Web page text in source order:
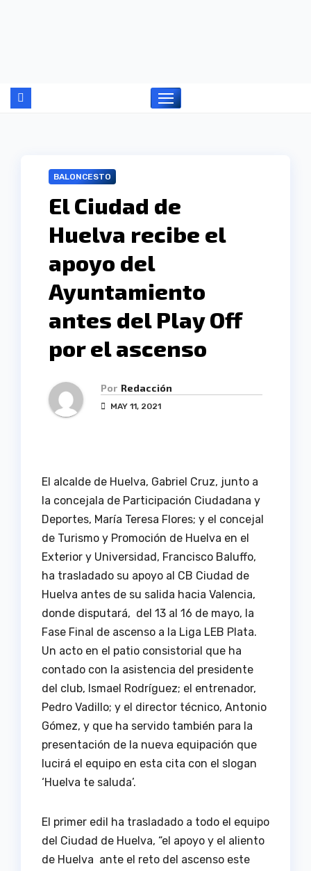
BALONCESTO
El Ciudad de
Huelva recibe el
apoyo del
Ayuntamiento
antes del Play Off
por el ascenso
Por Redacción
MAY 11, 2021
El alcalde de Huelva, Gabriel Cruz, junto a
la concejala de Participación Ciudadana y
Deportes, María Teresa Flores; y el concejal
de Turismo y Promoción de Huelva en el
Exterior y Universidad, Francisco Baluffo,
ha trasladado su apoyo al CB Ciudad de
Huelva antes de su salida hacia Valencia,
donde disputará, del 13 al 16 de mayo, la
Fase Final de ascenso a la Liga LEB Plata.
Un acto en el patio consistorial que ha
contado con la asistencia del presidente
del club, Ismael Rodríguez; el entrenador,
Pedro Vadillo; y el director técnico, Antonio
Gómez, y que ha servido también para la
presentación de la nueva equipación que
lucirá el equipo en esta cita con el slogan
‘Huelva te saluda’.
El primer edil ha trasladado a todo el equipo
del Ciudad de Huelva, “el apoyo y el aliento
de Huelva ante el reto del ascenso este